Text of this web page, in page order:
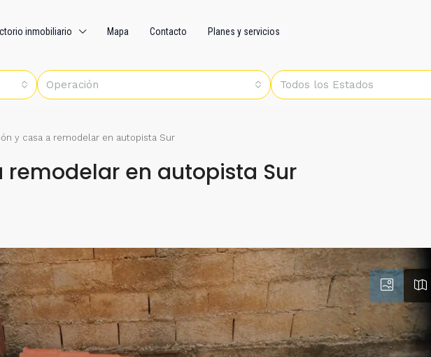
inmobiliario Mapa Contacto Planes y servicios
Operación Todos los Estados
y casa a remodelar en autopista Sur
remodelar en autopista Sur